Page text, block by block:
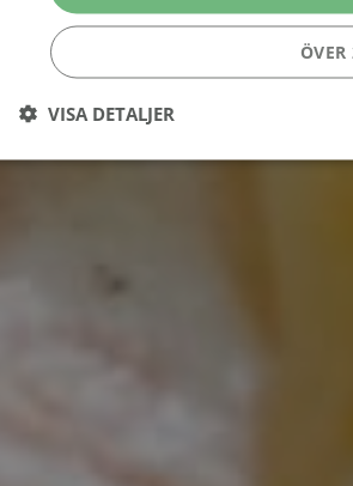
VISA DETALJER
Performance-cookies används för att se hur